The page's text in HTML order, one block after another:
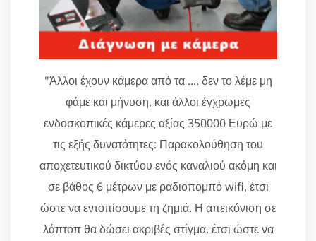
"Άλλοι έχουν κάμερα από τα .... δεν το λέμε μη
φάμε και μήνυση, και άλλοι έγχρωμες
ενδοσκοπικές κάμερες αξίας 350000 Ευρώ με
τις εξής δυνατότητες: Παρακολούθηση του
αποχετευτικού δικτύου ενός καναλιού ακόμη και
σε βάθος 6 μέτρων με ραδιοπομπό wifi, έτσι
ώστε να εντοπίσουμε τη ζημιά. Η απεικόνιση σε
λάπτοπ θα δώσει ακριβές στίγμα, έτσι ώστε να